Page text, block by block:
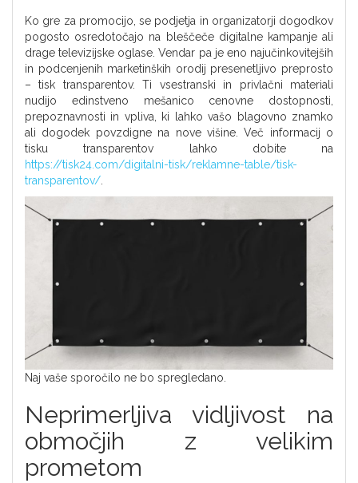
Ko gre za promocijo, se podjetja in organizatorji dogodkov
pogosto osredotočajo na bleščeče digitalne kampanje ali
drage televizijske oglase. Vendar pa je eno najučinkovitejših
in podcenjenih marketinških orodij presenetljivo preprosto
– tisk transparentov. Ti vsestranski in privlačni materiali
nudijo edinstveno mešanico cenovne dostopnosti,
prepoznavnosti in vpliva, ki lahko vašo blagovno znamko
ali dogodek povzdigne na nove višine. Več informacij o
tisku transparentov lahko dobite na
https://tisk24.com/digitalni-tisk/reklamne-table/tisk-
transparentov/
Naj vaše sporočilo ne bo spregledano.
Neprimerljiva vidljivost na
območjih z velikim
prometom